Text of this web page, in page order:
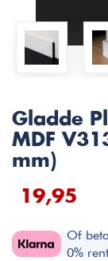
Gladde
MDF
mm)
19,95
Of
0%